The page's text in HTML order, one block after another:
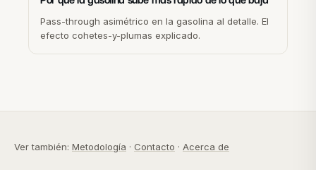
Pass-through asimétrico en la gasolina al detalle. El
efecto cohetes-y-plumas explicado.
Ver también: Metodología · Contacto · Acerca de